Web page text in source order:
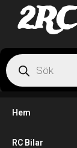
2RC
Hem
RC Bilar